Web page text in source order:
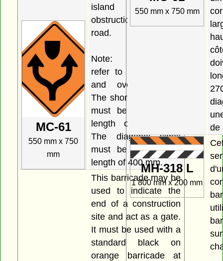
MC-61
550 mm x 750
mm
island or an
obstruction in the
road.
Note: Dimensions
refer to overall width
and overall height.
The short vertical side
must be a minimum
length of 270 mm.
The diagonal sides
must be a minimum
length of 400 mm.
This barricade may be
used to indicate the
end of a construction
site and act as a gate.
It must be used with a
standard black on
orange barricade at
550 mm x 750 mm
de
MH-318 L
1 800 mm x 200 mm